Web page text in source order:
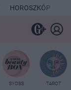
HOROSZKÓP
SYOSS TAROT